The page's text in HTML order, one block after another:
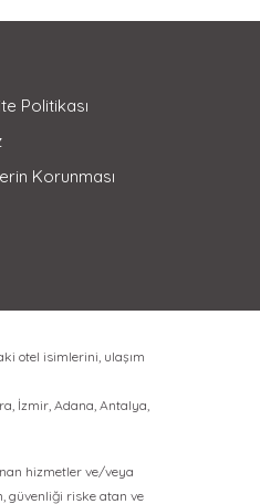
Politikası
Korunması
otel isimlerini, ulaşım
İzmir, Adana, Antalya,
hizmetler ve/veya
güvenliği riske atan ve